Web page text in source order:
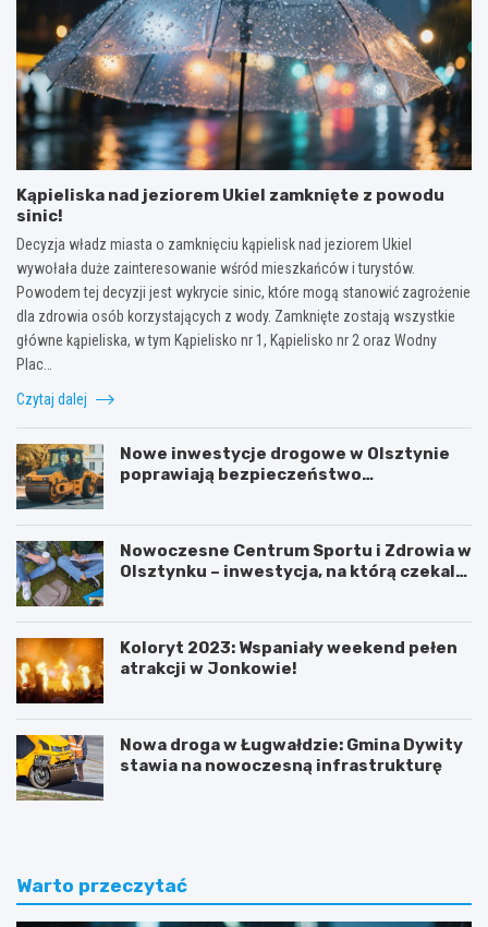
Kąpieliska nad jeziorem Ukiel zamknięte z powodu
sinic!
Decyzja władz miasta o zamknięciu kąpielisk nad jeziorem Ukiel
wywołała duże zainteresowanie wśród mieszkańców i turystów.
Powodem tej decyzji jest wykrycie sinic, które mogą stanowić zagrożenie
dla zdrowia osób korzystających z wody. Zamknięte zostają wszystkie
główne kąpieliska, w tym Kąpielisko nr 1, Kąpielisko nr 2 oraz Wodny
Plac…
Czytaj dalej
Nowe inwestycje drogowe w Olsztynie
poprawiają bezpieczeństwo
Nowoczesne Centrum Sportu i Zdrowia w
Olsztynku – inwestycja, na którą czekali
Koloryt 2023: Wspaniały weekend pełen
atrakcji w Jonkowie!
Nowa droga w Ługwałdzie: Gmina Dywity
stawia na nowoczesną infrastrukturę
Warto przeczytać